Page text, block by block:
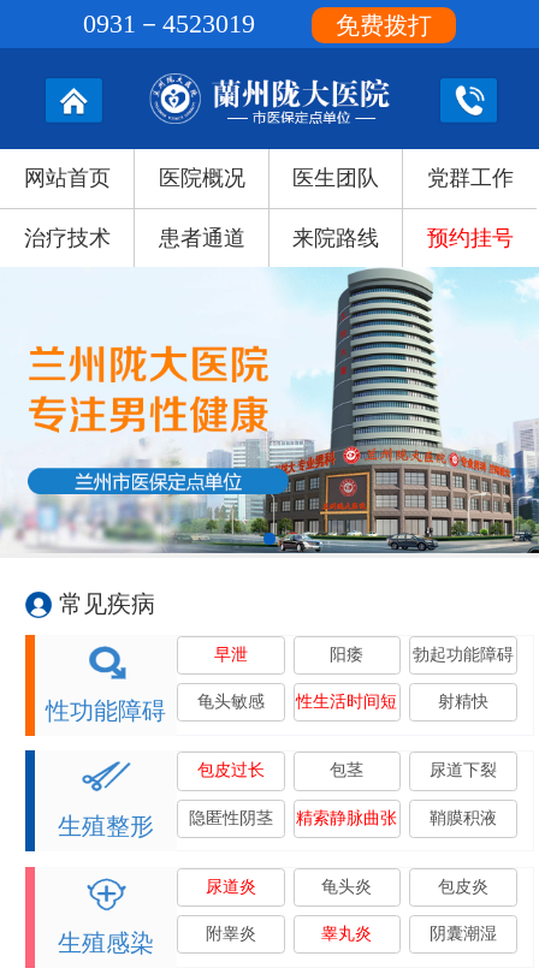
网站首页 医院概况 医生团队 党群工作
治疗技术 患者通道 来院路线 预约挂号
常见疾病
性功能障碍
早泄 阳痿 勃起功能障碍
龟头敏感 性生活时间短 射精快
生殖整形
包皮过长 包茎 尿道下裂
隐匿性阴茎 精索静脉曲张 鞘膜积液
生殖感染
尿道炎 龟头炎 包皮炎
附睾炎 睾丸炎 阴囊潮湿
0931－4523019 免费拨打